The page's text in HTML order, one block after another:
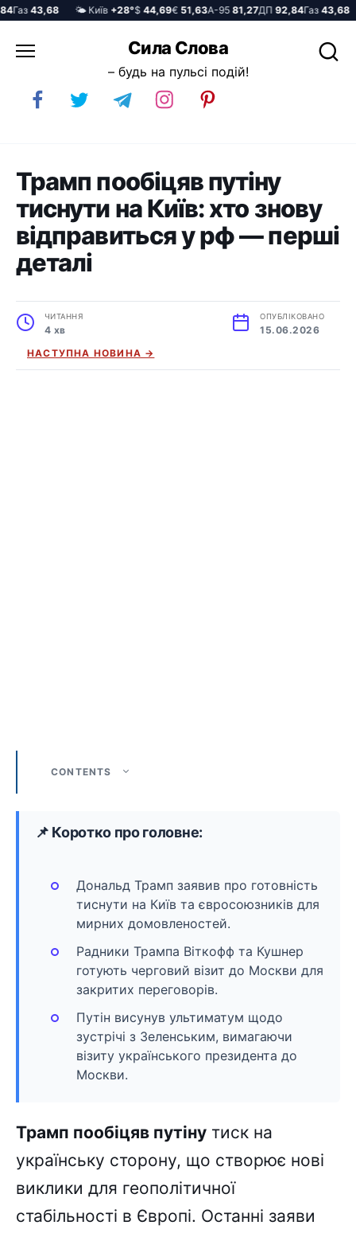
43,68 🌤️ Київ+28°$44,69€51,63А-9581,27ДП92,84Газ43,68
до
Сила Слова
– будь на пульсі подій!
Трамп пообіцяв путіну
тиснути на Київ: хто знову
відправиться у рф — перші
деталі
ЧИТАННЯ
4 хв
ОПУБЛІКОВАНО
15.06.2026
НАСТУПНА НОВИНА →
CONTENTS
📌 Коротко про головне:
Дональд Трамп заявив про готовність
тиснути на Київ та євросоюзників для
мирних домовленостей.
Радники Трампа Віткофф та Кушнер
готують черговий візит до Москви для
закритих переговорів.
Путін висунув ультиматум щодо
зустрічі з Зеленським, вимагаючи
візиту українського президента до
Москви.
Трамп пообіцяв путіну тиск на
українську сторону, що створює нові
виклики для геополітичної
стабільності в Європі. Останні заяви